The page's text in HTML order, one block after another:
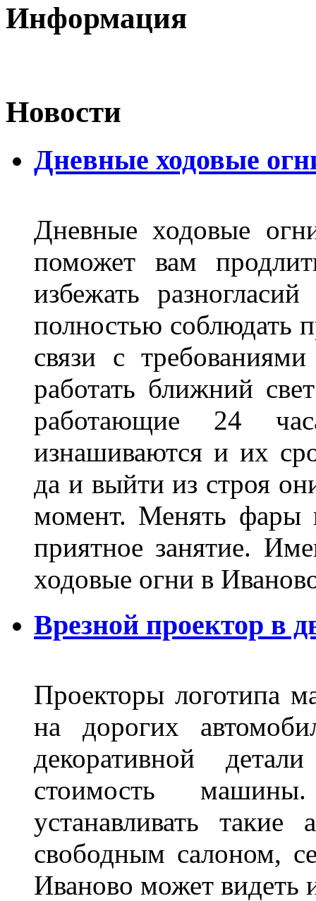
Информация
Новости
Дневные ходовые
Дневные ходовые
поможет вам
избежать
полностью соблюдать
связи с
работать ближний
работающие 24
изнашиваются и их
да и выйти из строя
момент. Менять
приятное занятие.
ходовые огни в
Врезной проектор в
Проекторы логотипа
на дорогих
декоративной
стоимость
устанавливать
свободным салоном,
Иваново может